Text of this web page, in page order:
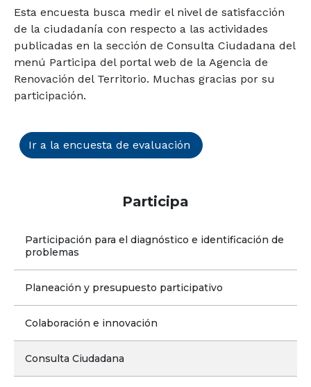
Participa
Participación para el diagnóstico e identificación de
problemas
Planeación y presupuesto participativo
Colaboración e innovación
Consulta Ciudadana
Esta encuesta busca medir el nivel de satisfacción
de la ciudadanía con respecto a las actividades
publicadas en la sección de Consulta Ciudadana del
menú Participa del portal web de la Agencia de
Renovación del Territorio. Muchas gracias por su
participación.
Ir a la encuesta de evaluación